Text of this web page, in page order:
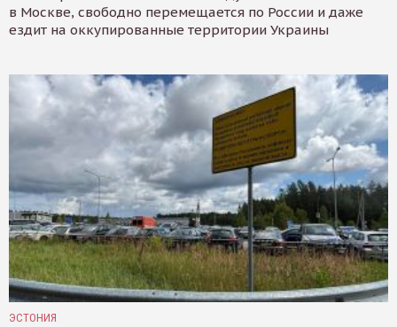
в Москве, свободно перемещается по России и даже
ездит на оккупированные территории Украины
ЭСТОНИЯ